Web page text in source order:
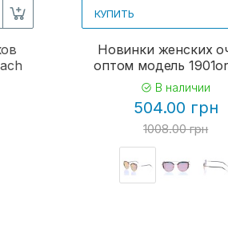
КУПИТЬ
Новинки женских
оптом модель
В наличии
504.00 грн
1008.00 грн